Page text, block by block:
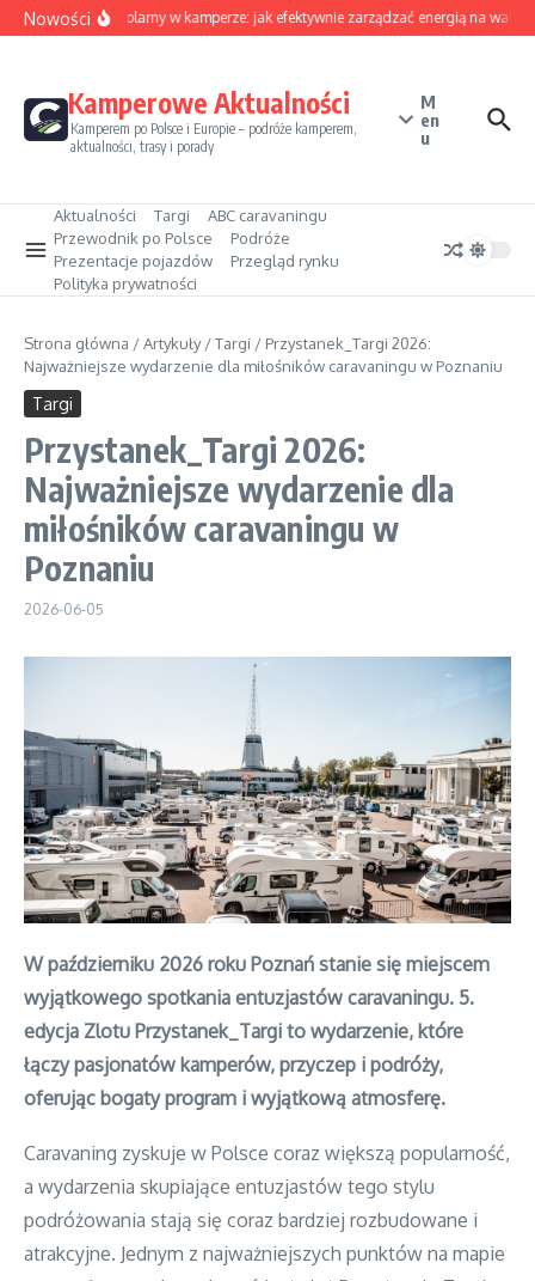
Przejdź do treści
NowościSezon solarny w kamperze: jak efektywnie zarządzać energią na
Kamperowe Aktualności
Kamperem po Polsce i Europie – podróże kamperem,
aktualności, trasy i porady
M
en
u
Aktualności Targi
ABC caravaningu
Przewodnik po Polsce
Podróże
Prezentacje pojazdów
Przegląd rynku
Polityka prywatności
Strona główna /Artykuły/Targi / Przystanek_Targi 2026:
Najważniejsze wydarzenie dla miłośników caravaningu w Poznaniu
Targi
Przystanek_Targi 2026:
Najważniejsze wydarzenie dla
miłośników caravaningu w
Poznaniu
2026-06-05
W październiku 2026 roku Poznań stanie się miejscem
wyjątkowego spotkania entuzjastów caravaningu. 5.
edycja Zlotu Przystanek_Targi to wydarzenie, które
łączy pasjonatów kamperów, przyczep i podróży,
oferując bogaty program i wyjątkową atmosferę.
Caravaning zyskuje w Polsce coraz większą popularność,
a wydarzenia skupiające entuzjastów tego stylu
podróżowania stają się coraz bardziej rozbudowane i
atrakcyjne. Jednym z najważniejszych punktów na mapie